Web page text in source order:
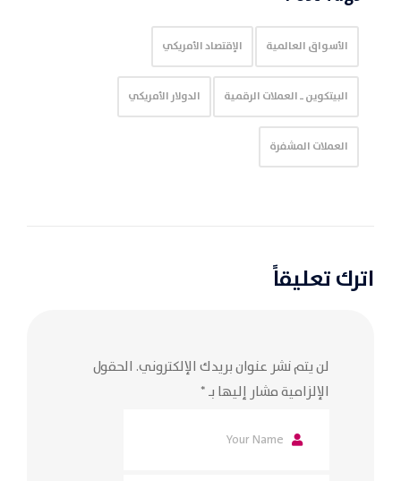
الأسواق العالمية الإقتصاد الأمريكي
البيتكوين ـ العملات الرقمية الدولار الأمريكي
العملات المشفرة
اترك تعليقاً
لن يتم نشر عنوان بريدك الإلكتروني. الحقول
الإلزامية مشار إليها بـ*